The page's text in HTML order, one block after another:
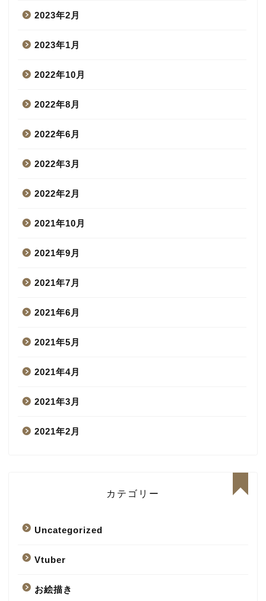
2023年2月
2023年1月
2022年10月
2022年8月
2022年6月
2022年3月
2022年2月
2021年10月
2021年9月
2021年7月
2021年6月
2021年5月
2021年4月
2021年3月
2021年2月
カテゴリー
Uncategorized
Vtuber
お絵描き